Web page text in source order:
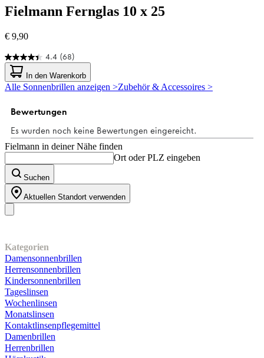
Fielmann Fernglas 10 x 25
€ 9,90
4.4 (68)
4.4
von
5
Sternen.
Bewertungen
In den Warenkorb
Alle Sonnenbrillen anzeigen >Zubehör & Accessoires >
Fielmann in deiner Nähe finden
Ort oder PLZ eingeben
Suchen
Aktuellen Standort verwenden
Kategorien
Damensonnenbrillen
Herrensonnenbrillen
Kindersonnenbrillen
Tageslinsen
Wochenlinsen
Monatslinsen
Kontaktlinsenpflegemittel
Damenbrillen
Herrenbrillen